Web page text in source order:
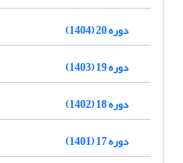
دوره 20 (1404)
دوره 19 (1403)
دوره 18 (1402)
دوره 17 (1401)